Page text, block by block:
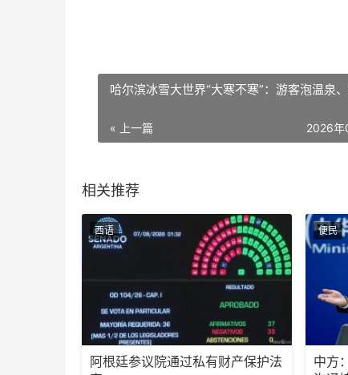
哈尔滨冰雪大世界“大寒不寒”：游客泡温泉
« 上一篇 2026年
相关推荐
西语
阿根廷参议院通过私有财产保护法
便民
中方